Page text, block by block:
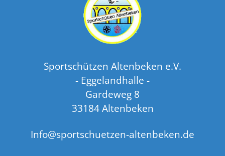
Sportschützen Altenbeken e.V.
- Eggelandhalle -
Gardeweg 8
33184 Altenbeken
Info@sportschuetzen-altenbeken.de